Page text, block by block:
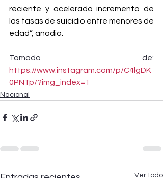
reciente y acelerado incremento de
las tasas de suicidio entre menores de
edad”, añadió.
https://www.instagram.com/p/C4lgDK
0PNTp/?img_index=1
Nacional
Ver todo